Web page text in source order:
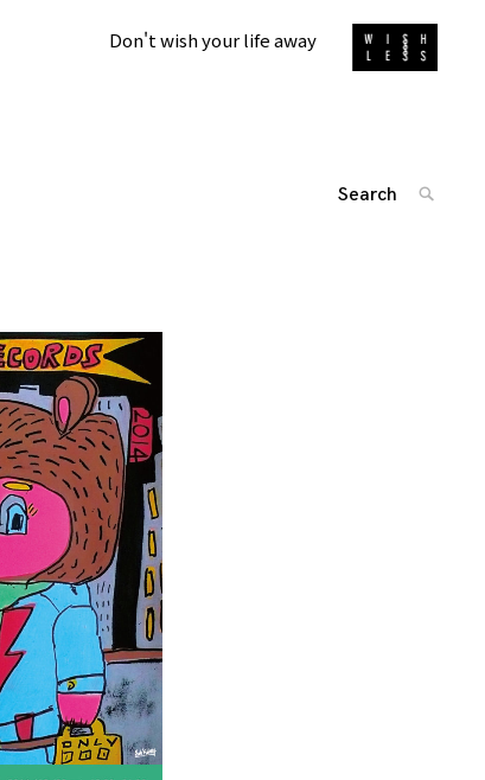
Don't wish your life away